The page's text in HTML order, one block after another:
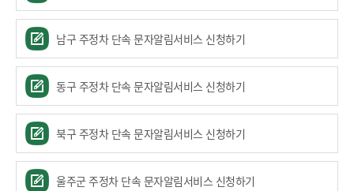
남구 주정차 단속 문자알림서비스 신청하기
동구 주정차 단속 문자알림서비스 신청하기
북구 주정차 단속 문자알림서비스 신청하기
울주군 주정차 단속 문자알림서비스 신청하기